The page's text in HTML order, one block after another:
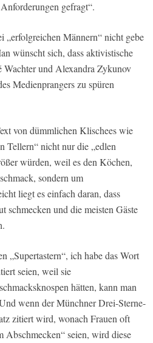
gefragt“.
„erfolgreichen Männern“ nicht gebe
wünscht sich, dass aktivistische
und Alexandra Zykunov
Medienprangers zu spüren
von dümmlichen Klischees wie
Tellern“ nicht nur die „edlen
würden, weil es den Köchen,
sondern um
liegt es einfach daran, dass
schmecken und die meisten Gäste
„Supertastern“, ich habe das Wort
seien, weil sie
hätten, kann man
wenn der Münchner Drei-Sterne-
zitiert wird, wonach Frauen oft
Abschmecken“ seien, wird diese